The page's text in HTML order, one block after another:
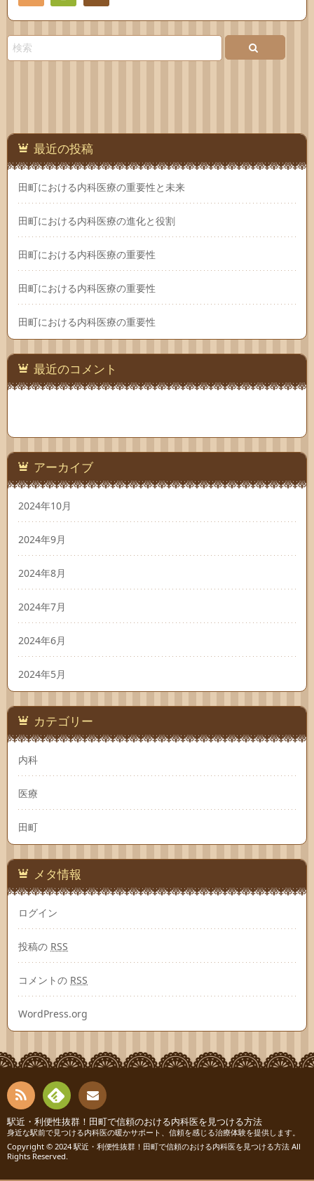
Feedlyお問
最近の投稿
田町における内科医療の重要性と未来
田町における内科医療の進化と役割
田町における内科医療の重要性
田町における内科医療の重要性
田町における内科医療の重要性
最近のコメント
アーカイブ
2024年10月
2024年9月
2024年8月
2024年7月
2024年6月
2024年5月
カテゴリー
内科
医療
田町
メタ情報
ログイン
投稿の RSS
コメントの RSS
WordPress.org
RSS
Fee
dly
お問
い合
駅近・利便性抜群！田町で信頼のおける内科医を見つける方法
身近な駅前で見つける内科医の暖かサポート、信頼を感じる治療体験を提供します。
Copyright © 2024駅近・利便性抜群！田町で信頼のおける内科医を見つける方法 All
Rights Reserved.